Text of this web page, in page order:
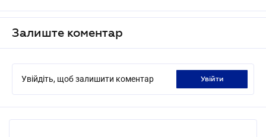
Залиште коментар
Увійдіть, щоб залишити коментар увійти